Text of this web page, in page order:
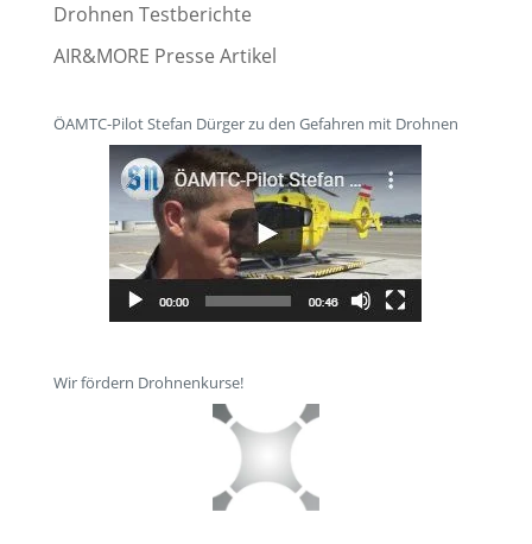
Drohnen Testberichte
AIR&MORE Presse Artikel
ÖAMTC-Pilot Stefan Dürger zu den Gefahren mit Drohnen
Wir fördern Drohnenkurse!